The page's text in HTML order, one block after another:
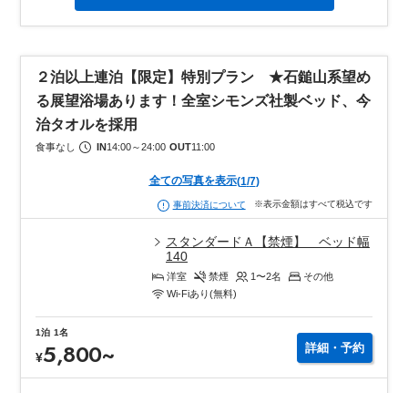
２泊以上連泊【限定】特別プラン ★石鎚山系望め
る展望浴場あります！全室シモンズ社製ベッド、今
治タオルを採用
食事なし IN14:00～24:00 OUT11:00
全ての写真を表示(1/7)
事前決済について ※表示金額はすべて税込です
スタンダードＡ【禁煙】 ベッド幅
140
洋室 禁煙 1〜2名
その他
Wi-Fiあり(無料)
1泊 1名
¥5,800~ 詳細・予約